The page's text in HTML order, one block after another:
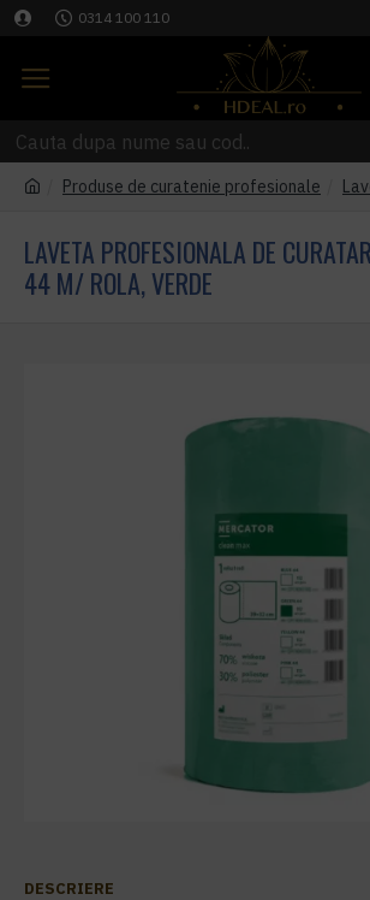
0314 100 110
Produse de curatenie profesionale
LAVETA PROFESIONALA DE
44 M/ ROLA, VERDE
DESCRIERE